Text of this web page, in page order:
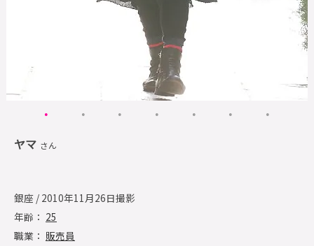
ヤマ さん
銀座 / 2010年11月26日撮影
年齢： 25
職業： 販売員